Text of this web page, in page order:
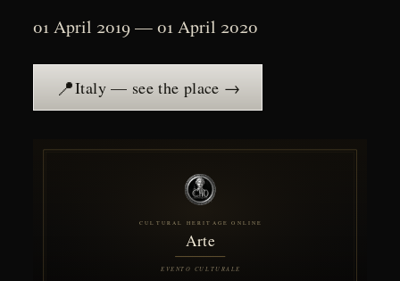
01 April 2019 — 01 April 2020
📍Italy — see the place →